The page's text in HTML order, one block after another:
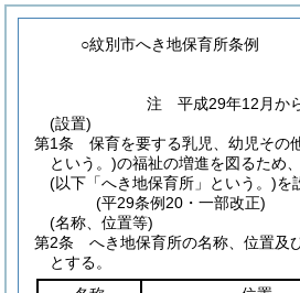
○紋別市へき地保育所条例
注 平成29年12月か
(設置)
第1条
保育を要する乳児、幼児その
という。)の福祉の増進を図るため
(以下「へき地保育所」という。)を
(平29条例20・一部改正)
(名称、位置等)
第2条
へき地保育所の名称、位置及
とする。